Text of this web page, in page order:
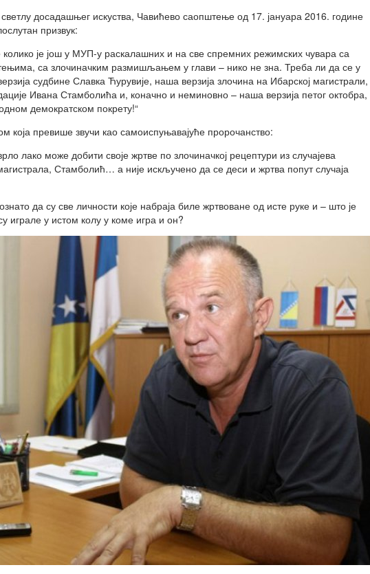
досадашњег искуства, Чавићево саопштење од 17. јануара 2016. године
призвук:
је још у МУП-у раскалашних и на све спремних режимских чувара са
са злочиначким размишљањем у глави – нико не зна. Треба ли да се у
судбине Славка Ћурувије, наша верзија злочина на Ибарској магистрали,
Ивана Стамболића и, коначно и неминовно – наша верзија петог октобра,
демократском покрету!“
која превише звучи као самоиспуњавајуће пророчанство:
лако може добити своје жртве по злочиначкој рецептури из случајева
Стамболић… а није искључено да се деси и жртва попут случаја
да су све личности које набраја биле жртвоване од исте руке и – што је
играле у истом колу у коме игра и он?